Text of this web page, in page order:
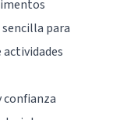
para
confianza